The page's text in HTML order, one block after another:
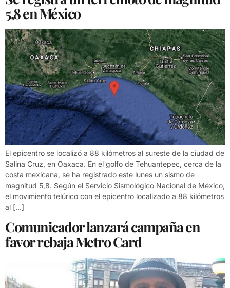
5,8 en México
El epicentro se localizó a 88 kilómetros al sureste de la ciudad de
Salina Cruz, en Oaxaca. En el golfo de Tehuantepec, cerca de la
costa mexicana, se ha registrado este lunes un sismo de
magnitud 5,8. Según el Servicio Sismológico Nacional de México,
el movimiento telúrico con el epicentro localizado a 88 kilómetros
al […]
Comunicador lanzará campaña en
favor rebaja Metro Card